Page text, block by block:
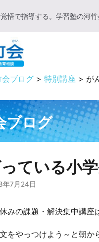
悟で指導する。学習塾の河竹
会ブログ > 特別講座 > が
ブログ
ている小
年7月24日
みの課題・解決集中講座
をやっつけよう～と朝か